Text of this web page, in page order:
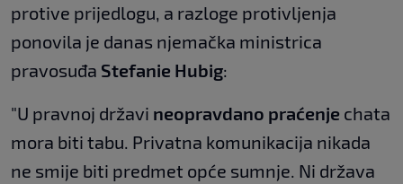
protive prijedlogu, a razloge protivljenja
ponovila je danas njemačka ministrica
pravosuđa Stefanie Hubig:
"U pravnoj državi neopravdano praćenje chata
mora biti tabu. Privatna komunikacija nikada
ne smije biti predmet opće sumnje. Ni država